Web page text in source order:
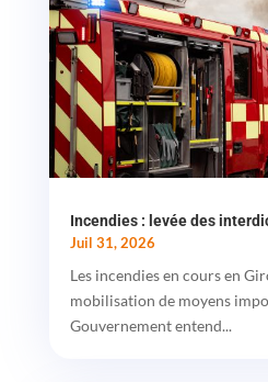
Incendies : levée des
Juil 31, 2026
Les incendies en cours en
mobilisation de moyens
Gouvernement entend...